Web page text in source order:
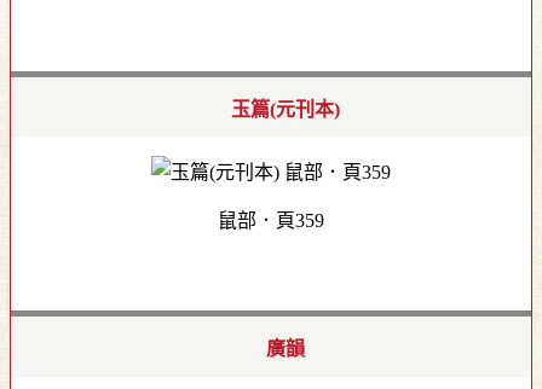
玉篇(元刊本)
鼠部．頁359
廣韻